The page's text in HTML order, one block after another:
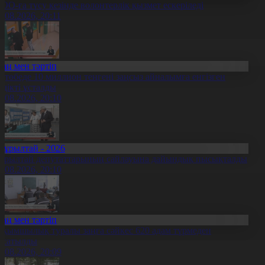
ға түсу кезінде волонтерлік қызмет ескеріледі
20:11
мен тәртіп
10 миллион теңгені заңсыз айналымға енгізген
ұсталды
20:10
- 2026
депутаттарының сайлауына дайындық пысықталды
20:10
мен тәртіп
туралы заңға сәйкес 620 адам түрмеден
20:09